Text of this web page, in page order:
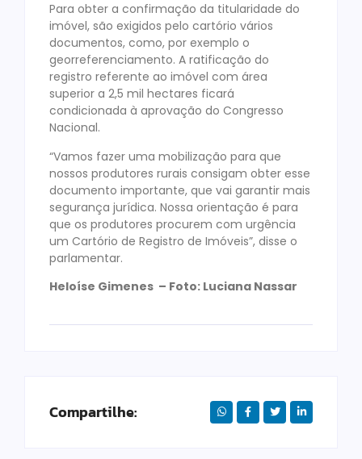
Para obter a confirmação da titularidade do
imóvel, são exigidos pelo cartório vários
documentos, como, por exemplo o
georreferenciamento. A ratificação do
registro referente ao imóvel com área
superior a 2,5 mil hectares ficará
condicionada à aprovação do Congresso
Nacional.
“Vamos fazer uma mobilização para que
nossos produtores rurais consigam obter esse
documento importante, que vai garantir mais
segurança jurídica. Nossa orientação é para
que os produtores procurem com urgência
um Cartório de Registro de Imóveis”, disse o
parlamentar.
Heloíse Gimenes – Foto: Luciana Nassar
Compartilhe: